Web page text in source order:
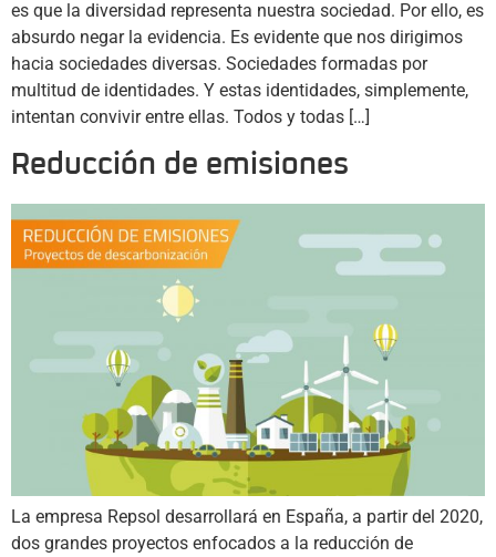
es que la diversidad representa nuestra sociedad. Por ello, es
absurdo negar la evidencia. Es evidente que nos dirigimos
hacia sociedades diversas. Sociedades formadas por
multitud de identidades. Y estas identidades, simplemente,
intentan convivir entre ellas. Todos y todas […]
Reducción de emisiones
La empresa Repsol desarrollará en España, a partir del 2020,
dos grandes proyectos enfocados a la reducción de